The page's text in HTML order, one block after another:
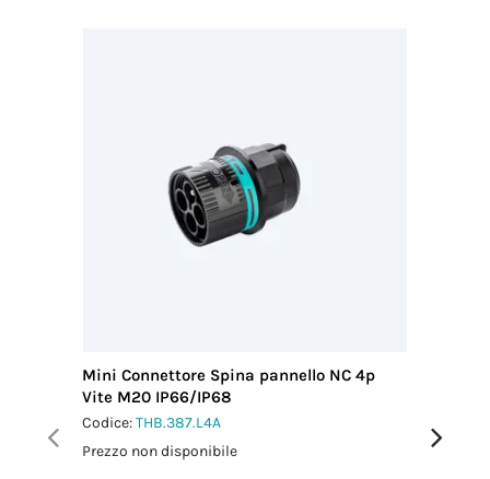
Mini Connettore Spina pannello NC 4p
Vite M20 IP66/IP68
Codice:THB.387.L4A
Prezzo non disponibile
Prezzo